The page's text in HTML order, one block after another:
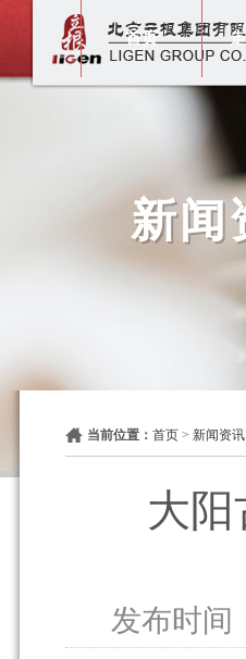
首页
新闻
当前位置： 首页 > 新闻资讯
大
发布时间